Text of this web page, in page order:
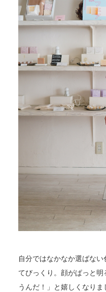
自分ではなかなか選ばな
てびっくり。顔がぱっと
うんだ！」と嬉しくなりま